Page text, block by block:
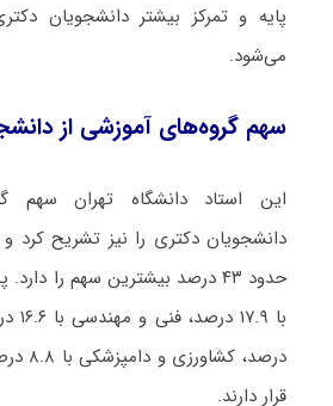
پایه و تمرکز بیشتر دانشجویان
می‌شود.
سهم گروه‌های آموزشی از
این استاد دانشگاه تهران سهم
دانشجویان دکتری را نیز تشریح کرد
حدود ۴۳ درصد بیشترین سهم را
قرار دارند.